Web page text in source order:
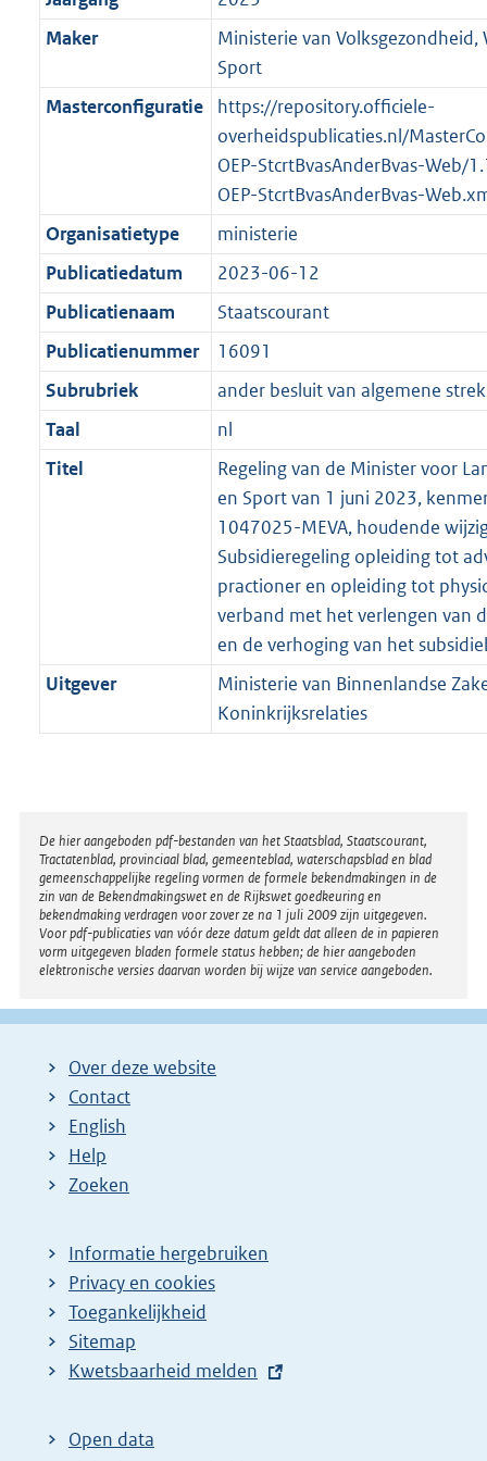
taa
t
m
a
t
:
2
b
e
:
K
b
Maker
Ministerie van Volksgezondheid,
Sport
Masterconfiguratie
https://repository.officiele-
overheidspublicaties.nl/
OEP-StcrtBvasAnderBvas-Web/
OEP-StcrtBvasAnderBvas-
Organisatietype
ministerie
Publicatiedatum
2023-06-12
Publicatienaam
Staatscourant
Publicatienummer
16091
Subrubriek
ander besluit van algemene
Taal
nl
Titel
Regeling van de Minister voor
en Sport van 1 juni 2023,
1047025-MEVA, houdende
Subsidieregeling opleiding tot
practioner en opleiding tot
verband met het verlengen van
en de verhoging van het
Uitgever
Ministerie van Binnenlandse
Koninkrijksrelaties
Disclaimer
De hier aangeboden pdf-bestanden van het Staatsblad, Staatscourant,
Tractatenblad, provinciaal blad, gemeenteblad, waterschapsblad en blad
gemeenschappelijke regeling vormen de formele bekendmakingen in de
zin van de Bekendmakingswet en de Rijkswet goedkeuring en
bekendmaking verdragen voor zover ze na 1 juli 2009 zijn uitgegeven.
Voor pdf-publicaties van vóór deze datum geldt dat alleen de in papieren
vorm uitgegeven bladen formele status hebben; de hier aangeboden
elektronische versies daarvan worden bij wijze van service aangeboden.
Over deze website
Contact
English
Help
Zoeken
Informatie hergebruiken
Privacy en cookies
Toegankelijkheid
Sitemap
E
t
Kwetsbaarheid melden
Open data